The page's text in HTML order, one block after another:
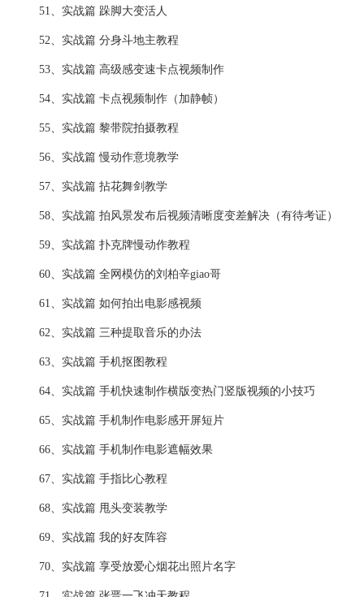
51、实战篇 跺脚大变活人
52、实战篇 分身斗地主教程
53、实战篇 高级感变速卡点视频制作
54、实战篇 卡点视频制作（加静帧）
55、实战篇 黎带院拍摄教程
56、实战篇 慢动作意境教学
57、实战篇 拈花舞剑教学
58、实战篇 拍风景发布后视频清晰度变差解决（有待考证）
59、实战篇 扑克牌慢动作教程
60、实战篇 全网模仿的刘柏辛giao哥
61、实战篇 如何拍出电影感视频
62、实战篇 三种提取音乐的办法
63、实战篇 手机抠图教程
64、实战篇 手机快速制作横版变热门竖版视频的小技巧
65、实战篇 手机制作电影感开屏短片
66、实战篇 手机制作电影遮幅效果
67、实战篇 手指比心教程
68、实战篇 甩头变装教学
69、实战篇 我的好友阵容
70、实战篇 享受放爱心烟花出照片名字